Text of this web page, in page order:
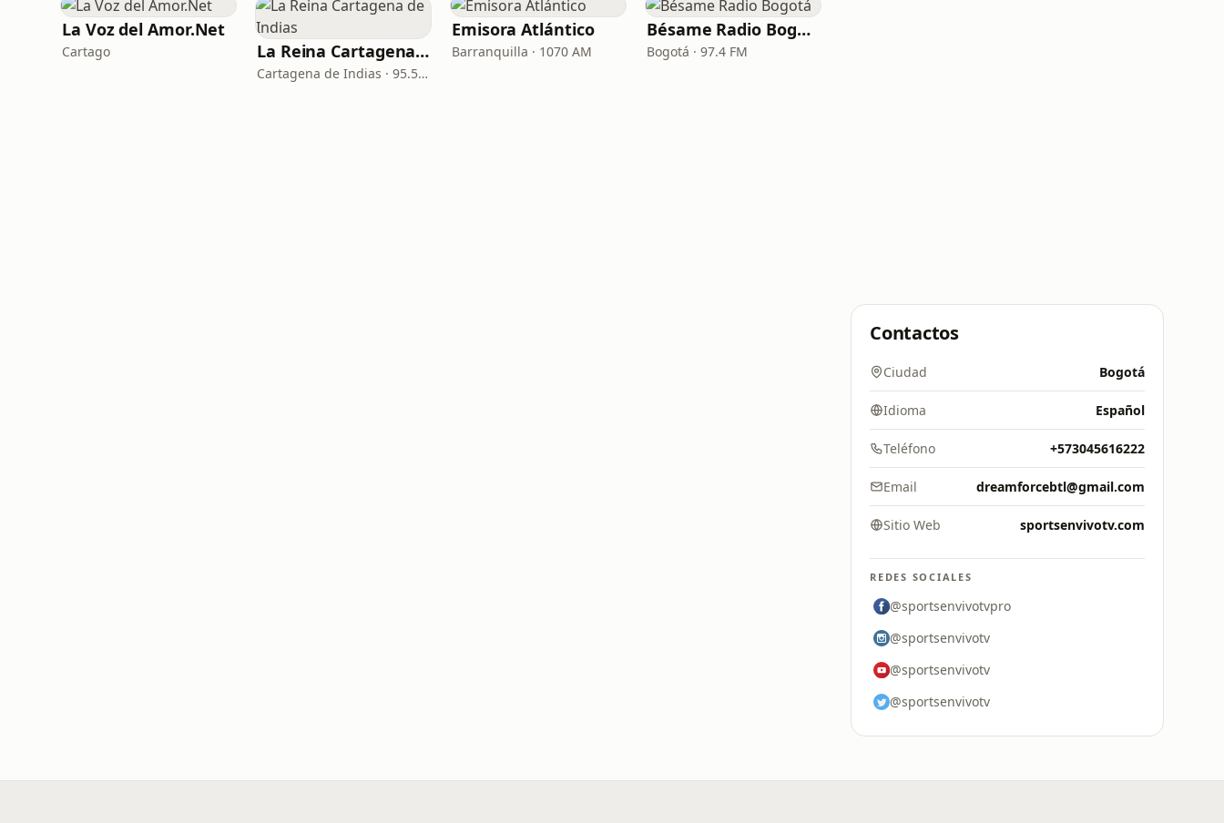
La Voz del Amor.Net
Cartago La Reina Cartagena de Indias
Cartagena de Indias · 95.5 FM
Emisora Atlántico
Barranquilla · 1070 AM
Bésame Radio Bogotá
Bogotá · 97.4 FM
Contactos
Ciudad Bogotá
Idioma Español
Teléfono +573045616222
Email dreamforcebtl@gmail.com
Sitio Web sportsenvivotv.com
REDES SOCIALES
@sportsenvivotvpro
@sportsenvivotv
@sportsenvivotv
@sportsenvivotv